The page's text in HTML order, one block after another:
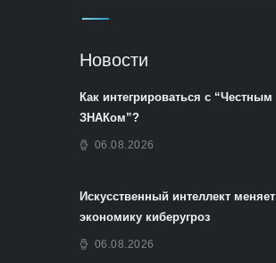
Новости
Как интегрироваться с “Честным
ЗНАКом”?
06.08.2026
Искусственный интеллект меняет
экономику киберугроз
06.08.2026